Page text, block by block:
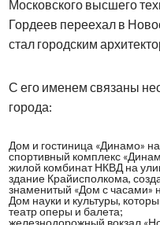
Московского высшего
Гордеев переехал в
стал городским
С его именем связаны
города:
Дом и гостиница «Динамо»
спортивный комплекс
жилой комбинат НКВД на
здание Крайисполкома,
знаменитый «Дом с часами»
Дом науки и культуры,
театр оперы и балета;
железнодорожный вокзал